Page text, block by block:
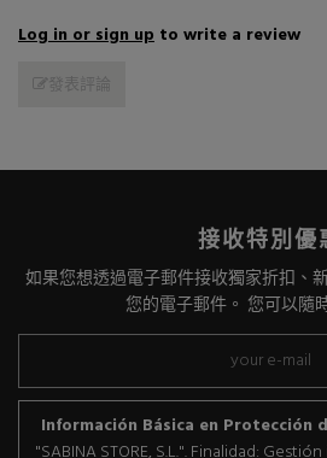
Log in or sign up to write a review
發表評論
接收特別優
如果您想透過電子郵件接收獨家折扣、
您的電子郵件。 您可以隨
Información Básica en Protección